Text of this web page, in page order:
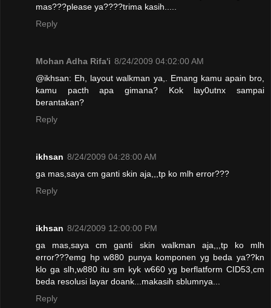
mas???please ya????trima kasih.....
Reply
Mohan Adha Rifa'i 8/24/2009 04:02:00 AM
@ikhsan: Eh, layout walkman ya,. Emang kamu apain bro,
kamu pacth apa gimana? Kok lay0utnx sampai
berantakan?
Reply
ikhsan 8/24/2009 04:28:00 AM
ga mas,saya cm ganti skin aja,,,tp ko mlh error???
Reply
ikhsan 8/24/2009 12:00:00 PM
ga mas,saya cm ganti skin walkman aja,,,tp ko mlh
error???emg hp w880 punya komponen yg beda ya??kn
klo ga slh,w880 itu sm kyk w660 yg berflatform CID53,cm
beda resolusi layar doank...makasih sblumnya...
Reply